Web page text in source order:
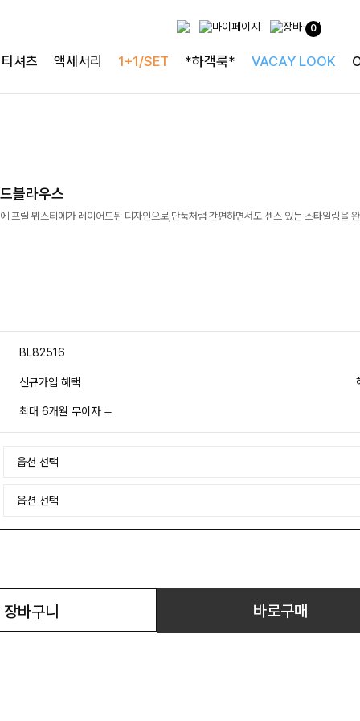
0
티셔츠 액세서리 1+1/SET *하객룩* VACAY LOOK
블라우스
프릴 뷔스티에가 레이어드된 디자인으로,단품처럼 간편하면서도 센스 있는 스타일링을
BL82516
신규가입 혜택
최대 6개월 무이자
장바구니 바로구매